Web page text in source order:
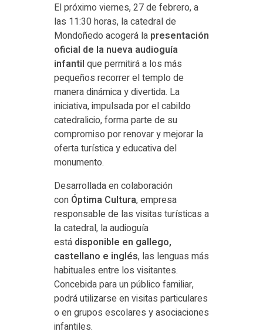
El próximo viernes, 27 de febrero, a
las 11:30 horas, la catedral de
Mondoñedo acogerá la presentación
oficial de la nueva audioguía
infantil que permitirá a los más
pequeños recorrer el templo de
manera dinámica y divertida. La
iniciativa, impulsada por el cabildo
catedralicio, forma parte de su
compromiso por renovar y mejorar la
oferta turística y educativa del
monumento.
Desarrollada en colaboración
con Óptima Cultura, empresa
responsable de las visitas turísticas a
la catedral, la audioguía
está disponible en gallego,
castellano e inglés, las lenguas más
habituales entre los visitantes.
Concebida para un público familiar,
podrá utilizarse en visitas particulares
o en grupos escolares y asociaciones
infantiles.